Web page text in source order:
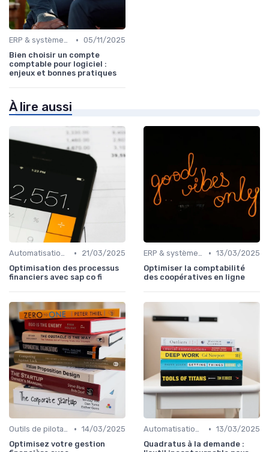
ERP & systèmes financiers • 05/11/2025
Bien choisir un compte
comptable pour logiciel :
enjeux et bonnes pratiques
À lire aussi
Automatisation des processus financiers •
21/03/2025
Optimisation des processus
financiers avec sap co fi
ERP & systèmes financiers • 13/03/2025
Optimiser la comptabilité
des coopératives en ligne
Outils de pilotage financier & EPM • 14/03/2025
Optimisez votre gestion
Automatisation des processus financiers • 13/03/2025
Quadratus à la demande :